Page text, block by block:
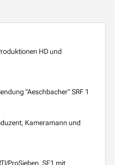
HD und
"Aeschbacher" SRF 1
Kameramann und
ProSieben, SF1 mit